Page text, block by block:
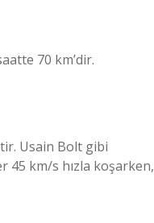
70 km’dir.
Usain Bolt gibi
45 km/s hızla koşarken,